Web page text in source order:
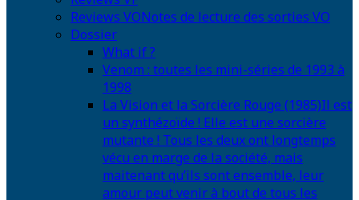
Reviews VONotes de lecture des sorties VO
Dossier
What if ?
Venom : toutes les mini-séries de 1993 à
1998
La Vision et la Sorcière Rouge (1985)Il est
un synthézoïde ! Elle est une sorcière
mutante ! Tous les deux ont longtemps
vécu en marge de la société, mais
maitenant qu’ils sont ensemble, leur
amour peut venir à bout de tous les